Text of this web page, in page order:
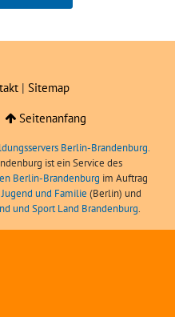
LIBRA
| Sitemap
Seitenanfang
Berlin-Brandenburg.
ist ein Service des
Berlin-Brandenburg im Auftrag
und Familie (Berlin) und
und Sport Land Brandenburg.